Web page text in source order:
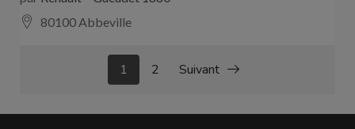
80100 Abbeville
1 2 Suivant